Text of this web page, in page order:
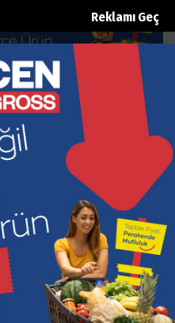
Reklamı Geç
müzik,
buluşturuyor